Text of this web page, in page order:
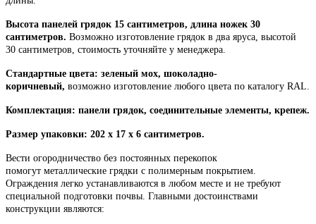
Высота панелей грядок 15 сантиметров, длина ножек 30
сантиметров. Возможно изготовление грядок в два яруса, высотой
30 сантиметров, стоимость уточняйте у менеджера.
Стандартные цвета: зеленый мох, шоколадно-
коричневый, возможно изготовление любого цвета по каталогу RAL.
Комплектация: панели грядок, соединительные элементы, крепеж.
Размер упаковки: 202 х 17 х 6 сантиметров.
Вести огородничество без постоянных перекопок
помогут металлические грядки с полимерным покрытием.
Ограждения легко устанавливаются в любом месте и не требуют
специальной подготовки почвы. Главными достоинствами
конструкции являются: